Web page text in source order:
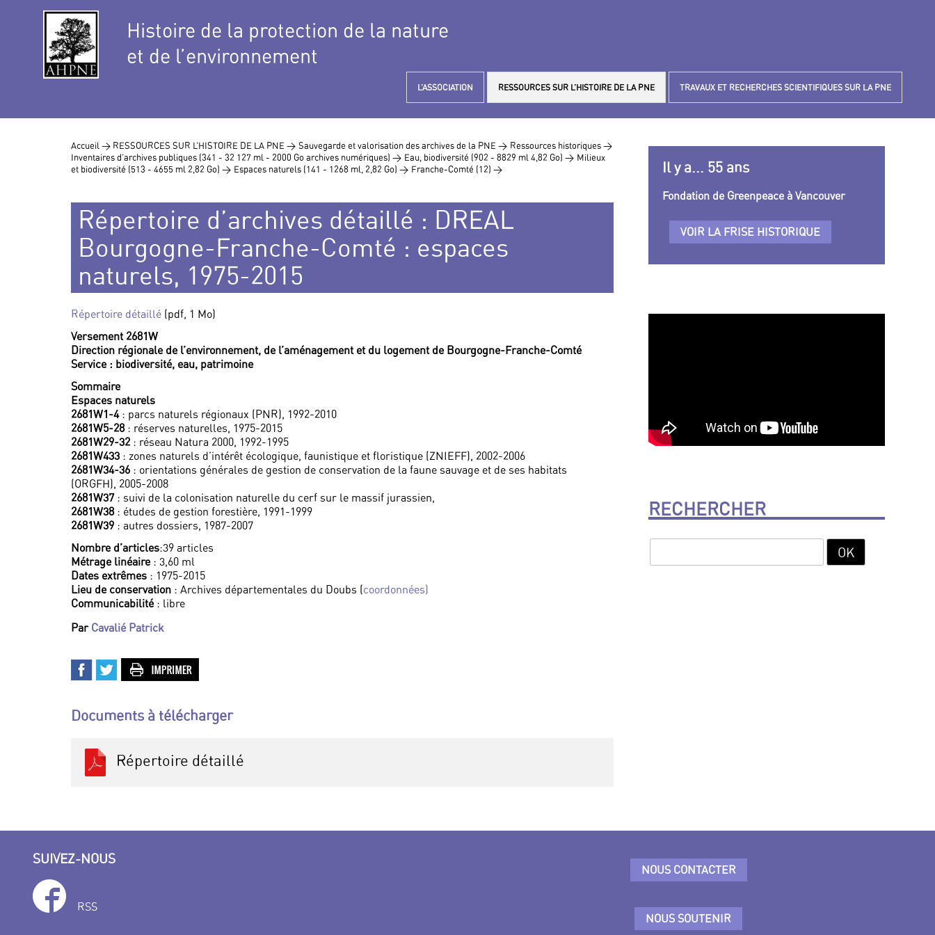
Histoire de la protection de la nature
et de l’environnement
L’ASSOCIATION RESSOURCES SUR L’HISTOIRE DE LA PNE TRAVAUX ET RECHERCHES SCIENTIFIQUES SUR LA PNE
Accueil > RESSOURCES SUR L’HISTOIRE DE LA PNE > Sauvegarde et valorisation des archives de la PNE > Ressources historiques >
Inventaires d’archives publiques (341 - 32 127 ml - 2000 Go archives numériques) > Eau, biodiversité (902 - 8829 ml 4,82 Go) > Milieux
et biodiversité (513 - 4655 ml 2,82 Go) > Espaces naturels (141 - 1268 ml, 2,82 Go) > Franche-Comté (12) >
Répertoire d’archives détaillé : DREAL
Bourgogne-Franche-Comté : espaces
naturels, 1975-2015
Répertoire détaillé (pdf, 1 Mo)
Versement 2681W
Direction régionale de l’environnement, de l’aménagement et du logement de Bourgogne-Franche-Comté
Service : biodiversité, eau, patrimoine
Sommaire
Espaces naturels
2681W1-4: parcs naturels régionaux (PNR), 1992-2010
2681W5-28: réserves naturelles, 1975-2015
2681W29-32 : réseau Natura 2000, 1992-1995
2681W433 : zones naturels d’intérêt écologique, faunistique et floristique (ZNIEFF), 2002-2006
2681W34-36 : orientations générales de gestion de conservation de la faune sauvage et de ses habitats
(ORGFH), 2005-2008
2681W37: suivi de la colonisation naturelle du cerf sur le massif jurassien,
2681W38: études de gestion forestière, 1991-1999
2681W39 : autres dossiers, 1987-2007
Nombre d’articles:39 articles
Métrage linéaire: 3,60 ml
Dates extrêmes : 1975-2015
Lieu de conservation : Archives départementales du Doubs (coordonnées)
Communicabilité: libre
Par Cavalié Patrick
Documents à télécharger
Répertoire détaillé
Il y a... 55 ans
Fondation de Greenpeace à Vancouver
VOIR LA FRISE HISTORIQUE
RECHERCHER
SUIVEZ-NOUS
RSS
NOUS CONTACTER
NOUS SOUTENIR